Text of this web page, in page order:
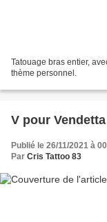
Tatouage bras entier,
thème personnel.
V pour Vendetta
Publié le 26/11/2021 à
Par Cris Tattoo 83